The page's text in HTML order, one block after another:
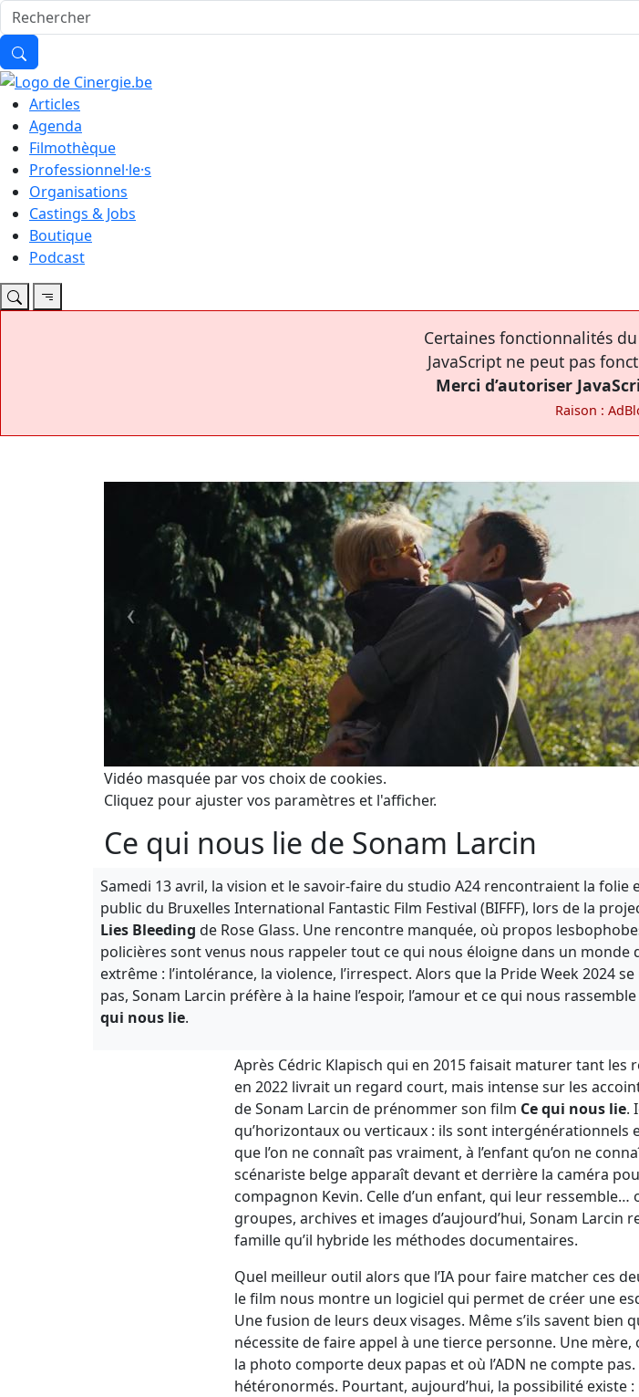
Articles
Agenda
Filmothèque
Professionnel·le·s
Organisations
Castings & Jobs
Boutique
Podcast
Certaines fonctionnalités
JavaScript ne peut pas
Merci d’autoriser
Raison :
Vidéo masquée par vos choix de cookies.
Cliquez pour ajuster vos paramètres et l'afficher.
Ce qui nous lie de Sonam Larcin
Samedi 13 avril, la vision et le savoir-faire du studio A24 rencontraient la folie
public du Bruxelles International Fantastic Film Festival (BIFFF), lors de la
Lies Bleeding de Rose Glass. Une rencontre manquée, où propos
policières sont venus nous rappeler tout ce qui nous éloigne dans un monde
extrême : l’intolérance, la violence, l’irrespect. Alors que la Pride Week 2024
pas, Sonam Larcin préfère à la haine l’espoir, l’amour et ce qui nous
qui nous lie.
Après Cédric Klapisch qui en 2015 faisait maturer tant
en 2022 livrait un regard court, mais intense sur les
de Sonam Larcin de prénommer son film Ce qui nous lie.
qu’horizontaux ou verticaux : ils sont intergénérationnels
que l’on ne connaît pas vraiment, à l’enfant qu’on ne
scénariste belge apparaît devant et derrière la caméra
compagnon Kevin. Celle d’un enfant, qui leur
groupes, archives et images d’aujourd’hui, Sonam
famille qu’il hybride les méthodes documentaires.
Quel meilleur outil alors que l’IA pour faire matcher ces
le film nous montre un logiciel qui permet de créer une
Une fusion de leurs deux visages. Même s’ils savent bien
nécessite de faire appel à une tierce personne. Une
la photo comporte deux papas et où l’ADN ne compte
hétéronormés. Pourtant, aujourd’hui, la possibilité existe